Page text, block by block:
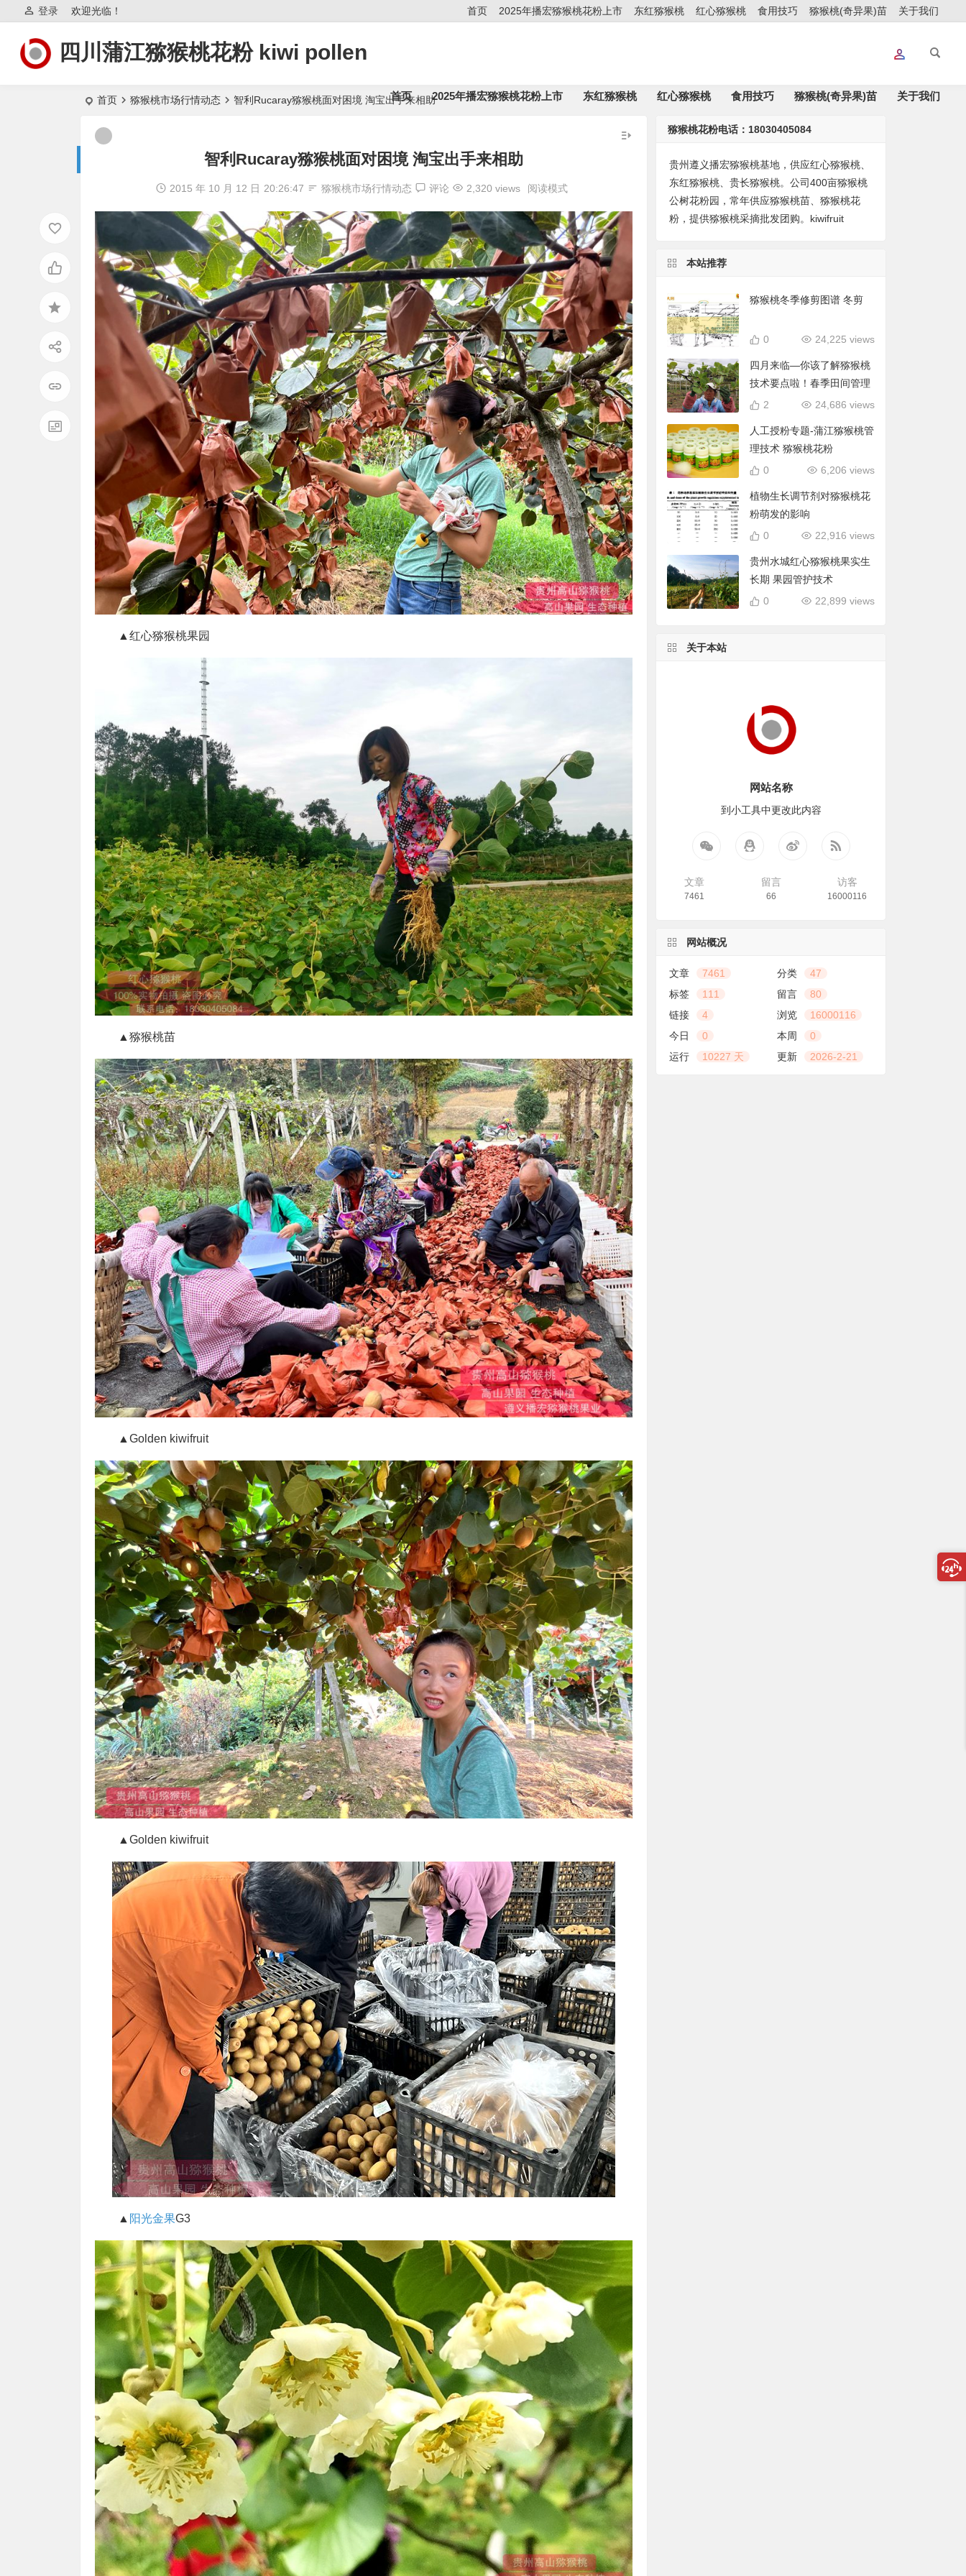
欢迎光临！
登录 首页 2025年播宏猕猴桃花粉上市 东红猕猴桃 红心猕猴桃 食用技巧 猕猴桃(奇异果)苗 关于我们
四川蒲江猕猴桃花粉 kiwi pollen
首页 2025年播宏猕猴桃花粉上市 东红猕猴桃 红心猕猴桃 食用技巧 猕猴桃(奇异果)苗 关于我们
首页 猕猴桃市场行情动态 智利Rucaray猕猴桃面对困境 淘宝出手来相助
智利Rucaray猕猴桃面对困境 淘宝出手来相助
2015 年 10 月 12 日 20:26:47 猕猴桃市场行情动态 评论 2,320 views 阅读模式
▲红心猕猴桃果园
▲猕猴桃苗
▲Golden kiwifruit
▲Golden kiwifruit
▲ 阳光金果G3
猕猴桃花粉电话：18030405084
贵州遵义播宏猕猴桃基地，供应红心猕猴桃、
东红猕猴桃、贵长猕猴桃。公司400亩猕猴桃
公树花粉园，常年供应猕猴桃苗、猕猴桃花
粉，提供猕猴桃采摘批发团购。kiwifruit
本站推荐
猕猴桃冬季修剪图谱 冬剪
24,225 views
0
四月来临—你该了解猕猴桃
技术要点啦！春季田间管理
24,686 views
2
人工授粉专题-蒲江猕猴桃管
理技术 猕猴桃花粉
6,206 views
0
植物生长调节剂对猕猴桃花
粉萌发的影响
22,916 views
0
贵州水城红心猕猴桃果实生
长期 果园管护技术
22,899 views
0
关于本站
网站名称
到小工具中更改此内容
文章
7461
留言
66
访客
16000116
网站概况
文章 7461 分类
47
标签
111 留言
80
链接
4 浏览
16000116
今日
0 本周
0
运行
10227 天 更新 2026-2-21